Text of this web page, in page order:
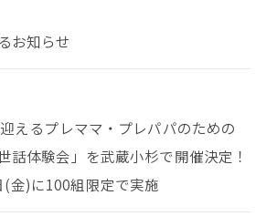
お知らせ
えるプレママ・プレパパのための
話体験会」を武蔵小杉で開催決定！
金)に100組限定で実施